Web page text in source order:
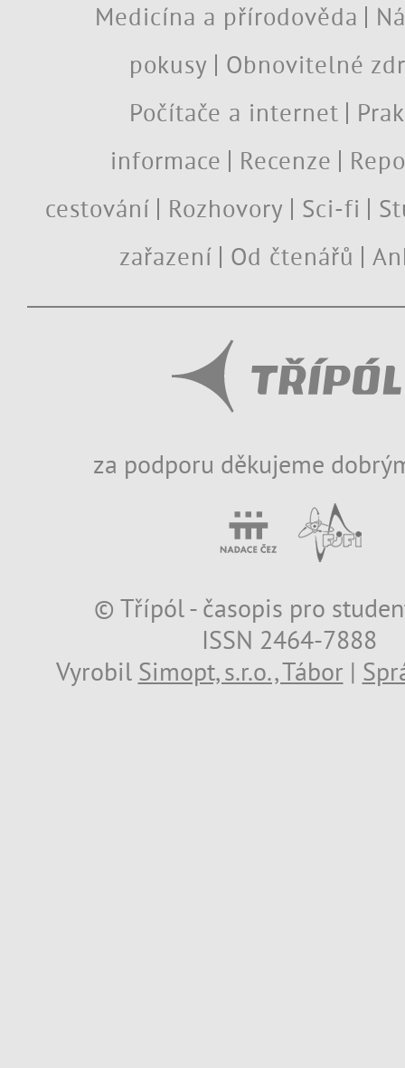
Medicína a přírodověda
pokusy
Obnovitelné
Počítače a internet
informace
Recenze
cestování
Rozhovory Sci-fi
zařazení
Od čtenářů
za podporu děkujeme
© Třípól - časopis pro
ISSN 2464-7888
Vyrobil Simopt, s.r.o., Tábor |